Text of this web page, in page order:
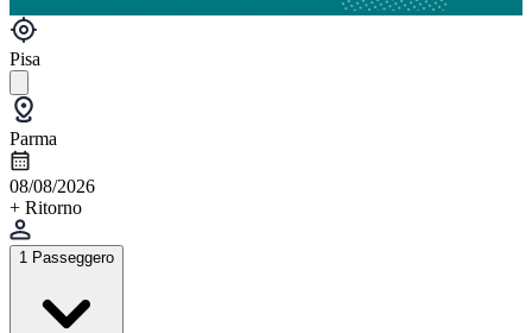
Pisa
Parma
08/08/2026
+ Ritorno
1 Passeggero